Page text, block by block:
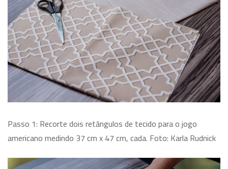
Passo 1: Recorte dois retângulos de tecido para o jogo
americano medindo 37 cm x 47 cm, cada. Foto: Karla Rudnick